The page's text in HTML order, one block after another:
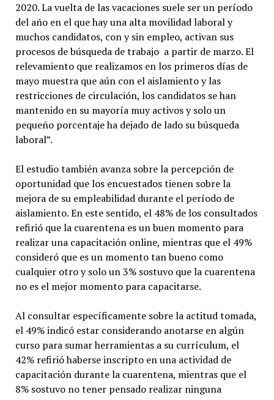
2020. La vuelta de las vacaciones suele ser un período
del año en el que hay una alta movilidad laboral y
muchos candidatos, con y sin empleo, activan sus
procesos de búsqueda de trabajo a partir de marzo. El
relevamiento que realizamos en los primeros días de
mayo muestra que aún con el aislamiento y las
restricciones de circulación, los candidatos se han
mantenido en su mayoría muy activos y solo un
pequeño porcentaje ha dejado de lado su búsqueda
laboral”.
El estudio también avanza sobre la percepción de
oportunidad que los encuestados tienen sobre la
mejora de su empleabilidad durante el período de
aislamiento. En este sentido, el 48% de los consultados
refirió que la cuarentena es un buen momento para
realizar una capacitación online, mientras que el 49%
consideró que es un momento tan bueno como
cualquier otro y solo un 3% sostuvo que la cuarentena
no es el mejor momento para capacitarse.
Al consultar específicamente sobre la actitud tomada,
el 49% indicó estar considerando anotarse en algún
curso para sumar herramientas a su currículum, el
42% refirió haberse inscripto en una actividad de
capacitación durante la cuarentena, mientras que el
8% sostuvo no tener pensado realizar ninguna